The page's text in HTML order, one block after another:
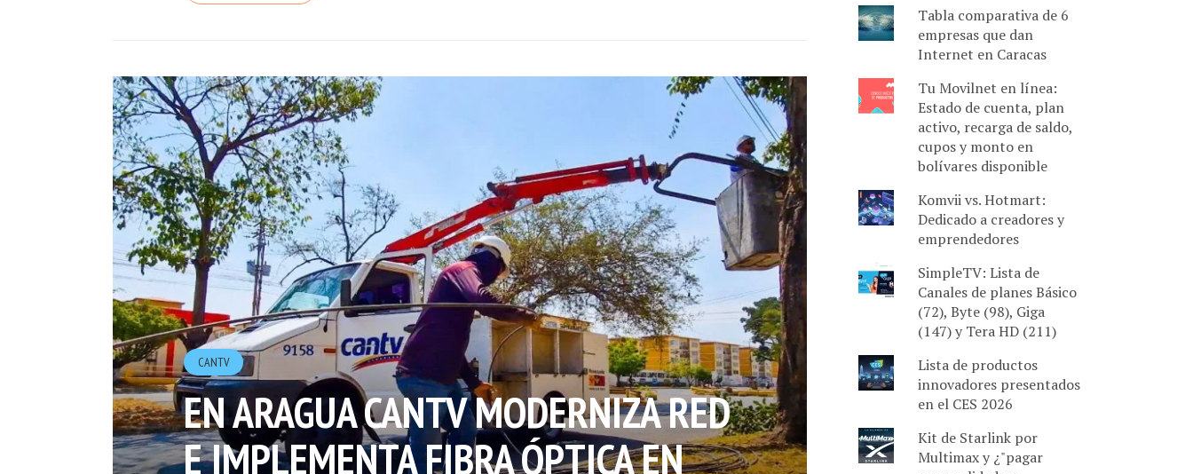
CANTV
EN ARAGUA CANTV MODERNIZA RED
E IMPLEMENTA FIBRA ÓPTICA EN
Tabla comparativa de 6
empresas que dan
Internet en Caracas
Tu Movilnet en línea:
Estado de cuenta, plan
activo, recarga de saldo,
cupos y monto en
bolívares disponible
Komvii vs. Hotmart:
Dedicado a creadores y
emprendedores
SimpleTV: Lista de
Canales de planes Básico
(72), Byte (98), Giga
(147) y Tera HD (211)
Lista de productos
innovadores presentados
en el CES 2026
Kit de Starlink por
Multimax y ¿"pagar